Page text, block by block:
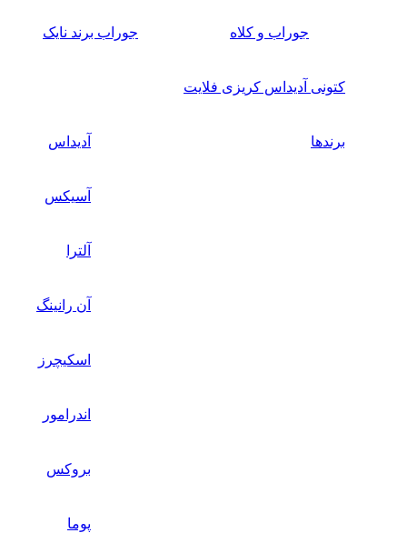
جوراب و کلاه جوراب برند نایک
کتونی آدیداس کریزی فلایت
برندها آدیداس
آسیکس
آلترا
آن رانینگ
اسکیچرز
اندرامور
بروکس
پوما